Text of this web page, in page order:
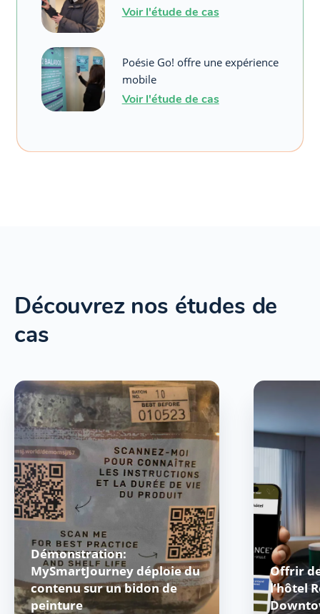
Voir l'étude de cas
Poésie Go! offre une expérience
mobile
Voir l'étude de cas
Découvrez nos études de
cas
Démonstration:
MySmartJourney déploie du
contenu sur un bidon de
peinture
Offrir
l’hôtel